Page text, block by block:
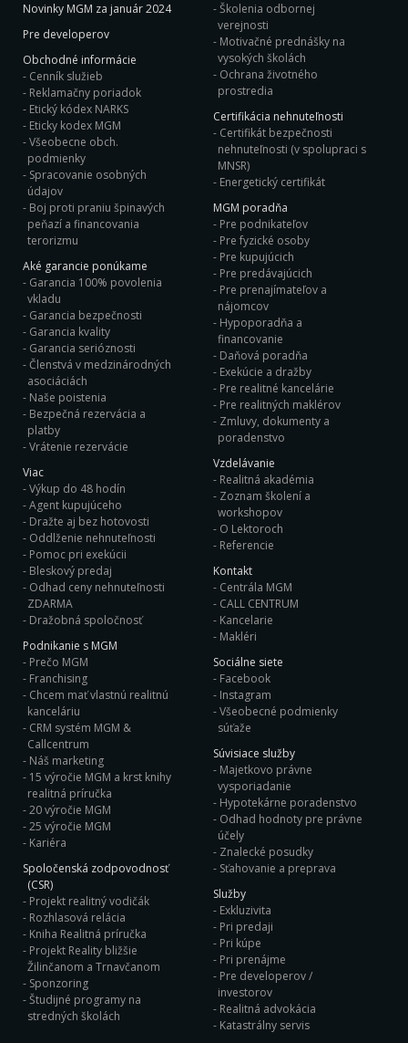
Novinky MGM za január 2024
Pre developerov
Obchodné informácie
Cenník služieb
Reklamačny poriadok
Etický kódex NARKS
Eticky kodex MGM
Všeobecne obch.
podmienky
Spracovanie osobných
údajov
Boj proti praniu špinavých
peňazí a financovania
terorizmu
Aké garancie ponúkame
Garancia 100% povolenia
vkladu
Garancia bezpečnosti
Garancia kvality
Garancia serióznosti
Členstvá v medzinárodných
asociáciách
Naše poistenia
Bezpečná rezervácia a
platby
Vrátenie rezervácie
Viac
Výkup do 48 hodín
Agent kupujúceho
Dražte aj bez hotovosti
Oddlženie nehnuteľnosti
Pomoc pri exekúcii
Bleskový predaj
Odhad ceny nehnuteľnosti
ZDARMA
Dražobná spoločnosť
Podnikanie s MGM
Prečo MGM
Franchising
Chcem mať vlastnú realitnú
kanceláriu
CRM systém MGM &
Callcentrum
Náš marketing
15 výročie MGM a krst knihy
realitná príručka
20 výročie MGM
25 výročie MGM
Kariéra
Spoločenská zodpovodnosť
(CSR)
Projekt realitný vodičák
Rozhlasová relácia
Kniha Realitná príručka
Projekt Reality bližšie
Žilinčanom a Trnavčanom
Sponzoring
Študijné programy na
stredných školách
Školenia odbornej
verejnosti
Motivačné prednášky na
vysokých školách
Ochrana životného
prostredia
Certifikácia nehnuteľnosti
Certifikát bezpečnosti
nehnuteľnosti (v spolupraci s
MNSR)
Energetický certifikát
MGM poradňa
Pre podnikateľov
Pre fyzické osoby
Pre kupujúcich
Pre predávajúcich
Pre prenajímateľov a
nájomcov
Hypoporadňa a
financovanie
Daňová poradňa
Exekúcie a dražby
Pre realitné kancelárie
Pre realitných maklérov
Zmluvy, dokumenty a
poradenstvo
Vzdelávanie
Realitná akadémia
Zoznam školení a
workshopov
O Lektoroch
Referencie
Kontakt
Centrála MGM
CALL CENTRUM
Kancelarie
Makléri
Sociálne siete
Facebook
Instagram
Všeobecné podmienky
súťaže
Súvisiace služby
Majetkovo právne
vysporiadanie
Hypotekárne poradenstvo
Odhad hodnoty pre právne
účely
Znalecké posudky
Sťahovanie a preprava
Služby
Exkluzivita
Pri predaji
Pri kúpe
Pri prenájme
Pre developerov /
investorov
Realitná advokácia
Katastrálny servis